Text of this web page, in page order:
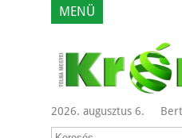
MENÜ
2026. augusztus 6.